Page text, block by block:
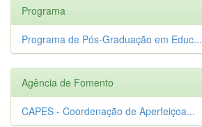
Programa
Programa de Pós-Graduação em Educ...
Agência de Fomento
CAPES - Coordenação de Aperfeiçoa...